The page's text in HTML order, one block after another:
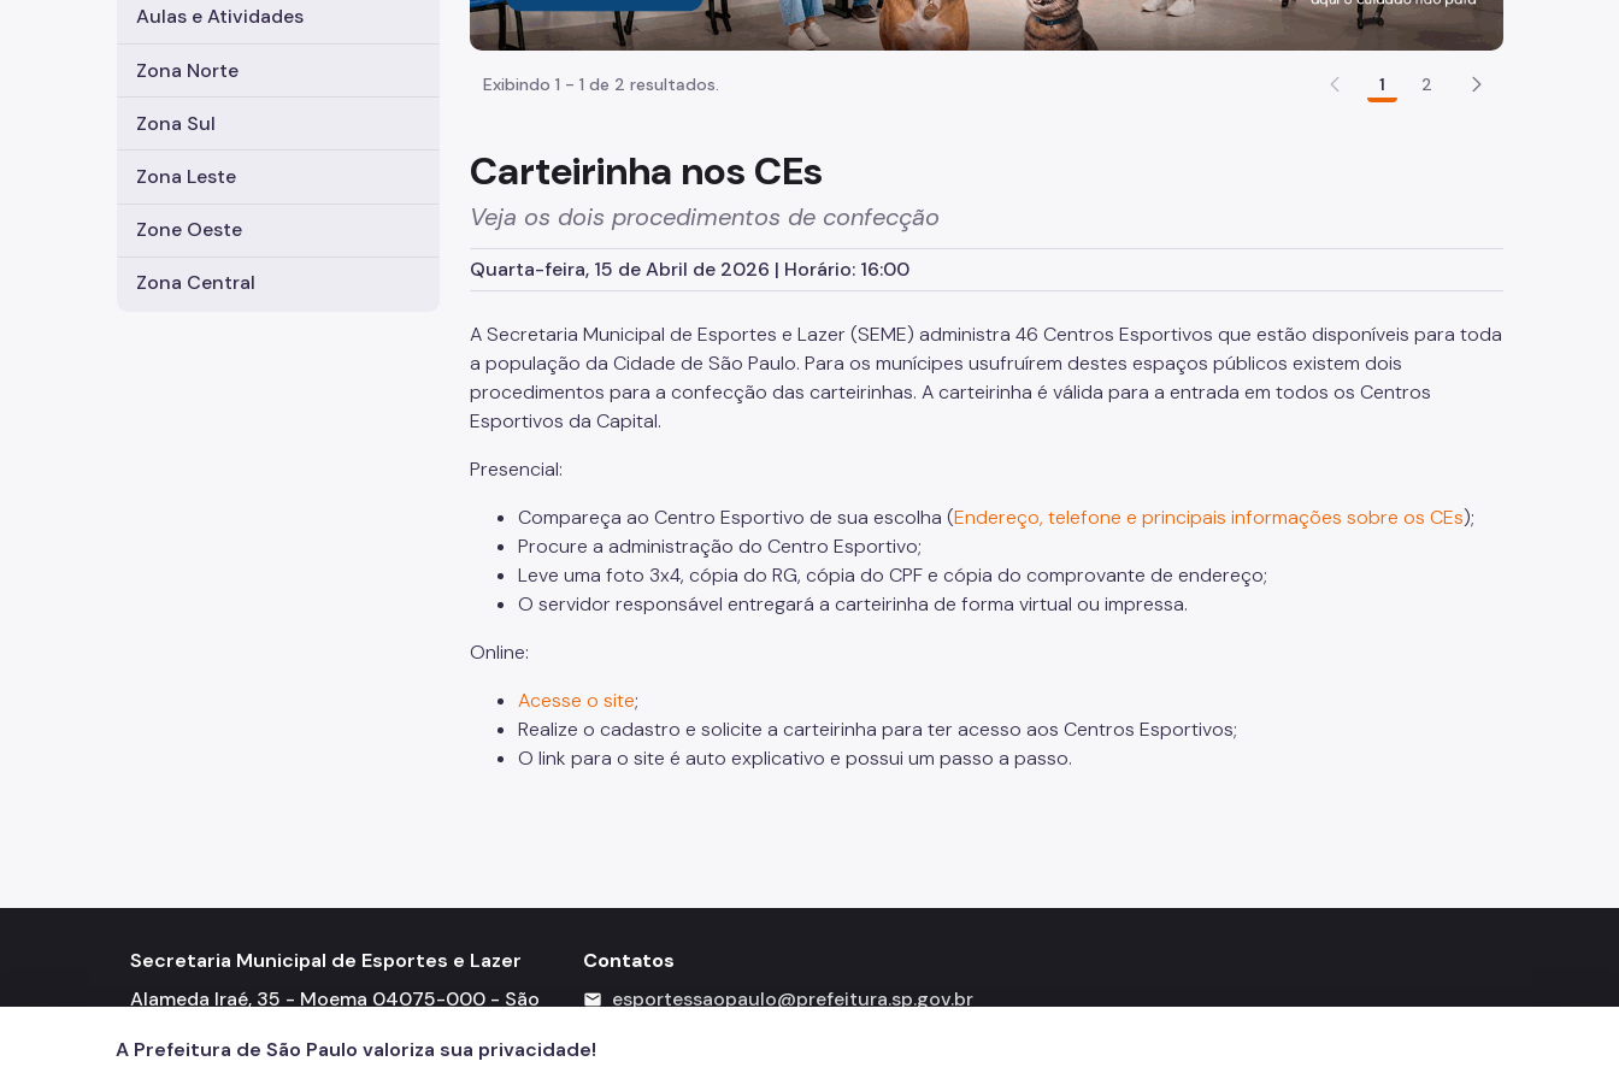
Aulas e Atividades
Zona Norte
Zona Sul
Zona Leste
Zone Oeste
Zona Central
Exibindo 1 - 1 de 2 resultados. 1 2
Carteirinha nos CEs
Veja os dois procedimentos de confecção
Quarta-feira, 15 de Abril de 2026 | Horário: 16:00
A Secretaria Municipal de Esportes e Lazer (SEME) administra 46 Centros Esportivos que estão disponíveis para toda
a população da Cidade de São Paulo. Para os munícipes usufruírem destes espaços públicos existem dois
procedimentos para a confecção das carteirinhas. A carteirinha é válida para a entrada em todos os Centros
Esportivos da Capital.
Presencial:
Compareça ao Centro Esportivo de sua escolha (Endereço, telefone e principais informações sobre os CEs);
Procure a administração do Centro Esportivo;
Leve uma foto 3x4, cópia do RG, cópia do CPF e cópia do comprovante de endereço;
O servidor responsável entregará a carteirinha de forma virtual ou impressa.
Online:
Acesse o site;
Realize o cadastro e solicite a carteirinha para ter acesso aos Centros Esportivos;
O link para o site é auto explicativo e possui um passo a passo.
Secretaria Municipal de Esportes e Lazer
Alameda Iraé, 35 - Moema 04075-000 - São
Contatos
mail esportessaopaulo@prefeitura.sp.gov.br
A Prefeitura de São Paulo valoriza sua privacidade!